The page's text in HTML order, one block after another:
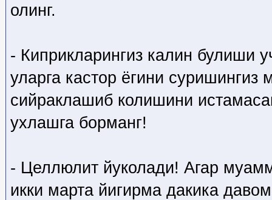
олинг.
- Киприкларингиз калин булиши
уларга кастор ёгини суришингиз
сийраклашиб колишини
ухлашга борманг!
- Целлюлит йуколади! Агар
икки марта йигирма дакика